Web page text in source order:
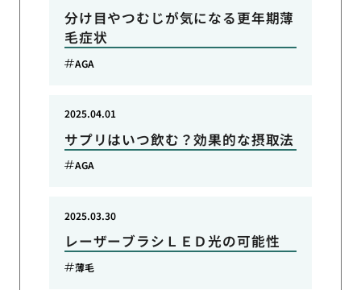
分け目やつむじが気になる更年期薄
毛症状
AGA
サプリはいつ飲む？効果的な摂取法
2025.04.01
AGA
レーザーブラシＬＥＤ光の可能性
2025.03.30
薄毛